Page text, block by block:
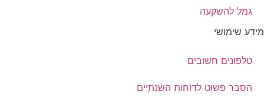
גמל להשקעה
מידע שימושי
טלפונים חשובים
הסבר פשוט לדוחות השנתיים